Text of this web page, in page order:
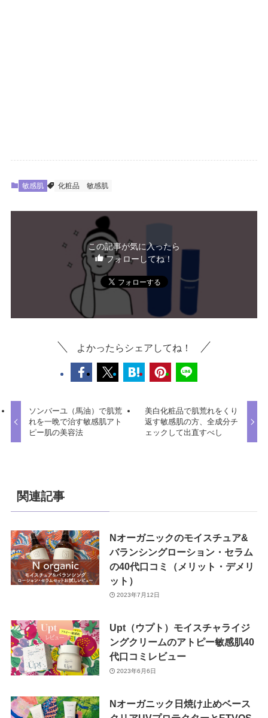
敏感肌 化粧品 敏感肌
この記事が気に入ったら
フォローしてね！
よかったらシェアしてね！
ソンバーユ（馬油）で肌荒
れを一晩で治す敏感肌アト
ピー肌の美容法
美白化粧品で肌荒れをくり
返す敏感肌の方、全成分チ
ェックして出直すべし
関連記事
Nオーガニックのモイスチュア&
バランシングローション・セラム
の40代口コミ（メリット・デメリ
ット）
2023年7月12日
Upt（ウプト）モイスチャライジ
ングクリームのアトピー敏感肌40
代口コミレビュー
2023年6月6日
Nオーガニック日焼け止めベース